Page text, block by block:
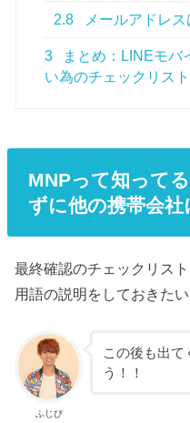
2.8 メールアドレ
3
まとめ：LINEモバ
い為のチェックリスト
MNPって知って
ずに他の携帯会
最終確認のチェックリスト
用語の説明をしておきたい
ふじぴ
この後も出て
う！！